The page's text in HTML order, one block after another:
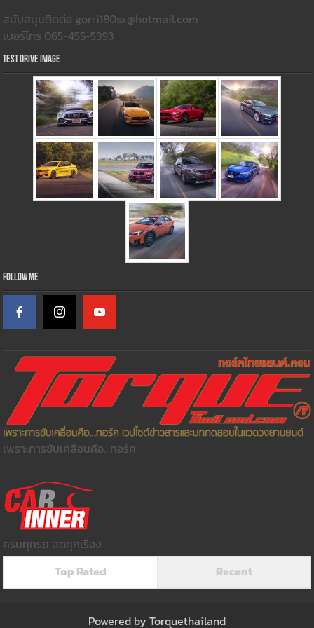
สนับสนุนติดต่อ gorri180sx@hotmail.com
เบอร์โทร 065-455-5393
Test Drive Image
Follow Me
เพราะการขับเคลื่อนคือ...ทอร์ค
ครบทุกรถ สดทุกเรื่อง
Top Rated
Recent
Powered by Torquethailand